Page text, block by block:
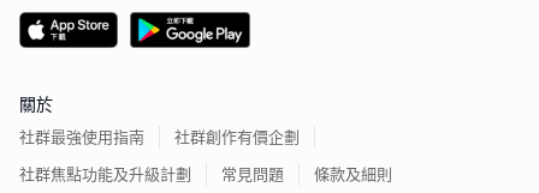
關於
社群最強使用指南
社群創作有價企劃
社群焦點功能及升級計劃
常見問題 條款及細則